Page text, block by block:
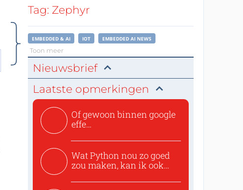
ZoekenTag: Zephyr
EMBEDDED & AI IOT EMBEDDED AI NEWS
Toon meer
Nieuwsbrief
Laatste opmerkingen
Of gewoon binnen google
effe
Wat Python nou zo goed
zou maken, kan ik ook